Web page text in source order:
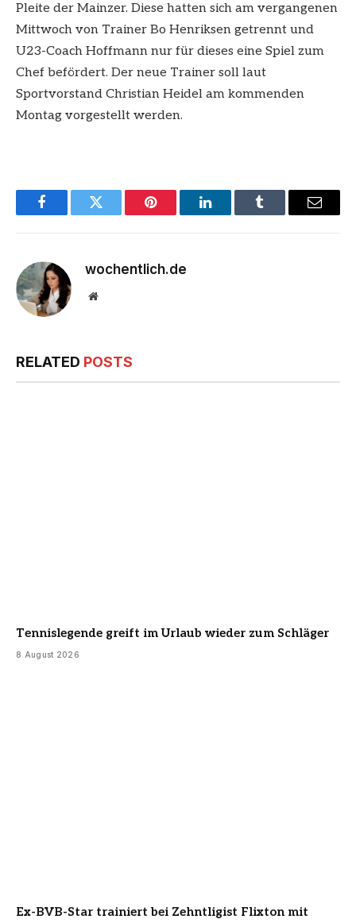
Pleite der Mainzer. Diese hatten sich am vergangenen
Mittwoch von Trainer Bo Henriksen getrennt und
U23-Coach Hoffmann nur für dieses eine Spiel zum
Chef befördert. Der neue Trainer soll laut
Sportvorstand Christian Heidel am kommenden
Montag vorgestellt werden.
FacebookTwitter Pinterest LinkedInTumblr Email
wochentlich.de
Website
RELATED POSTS
Tennislegende greift im Urlaub wieder zum Schläger
8 August 2026
Ex-BVB-Star trainiert bei Zehntligist Flixton mit